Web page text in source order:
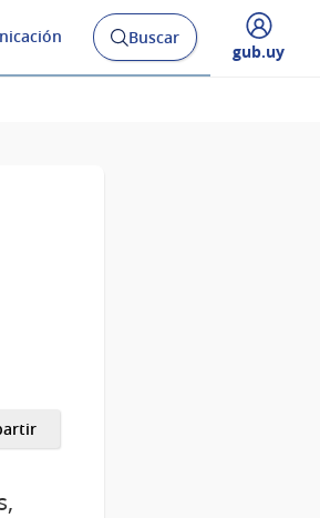
Abrir
buscador
Buscar
Desplegar
gub.uy